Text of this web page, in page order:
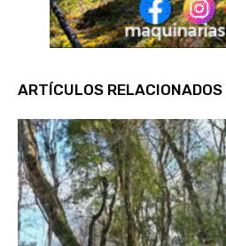
ARTÍCULOS RELACIONADOS